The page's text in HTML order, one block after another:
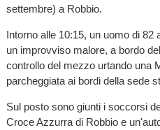
settembre) a Robbio.
Intorno alle 10:15, un uomo di
un improvviso malore, a bordo
controllo del mezzo urtando una
parcheggiata ai bordi della sede
Sul posto sono giunti i soccorsi
Croce Azzurra di Robbio e